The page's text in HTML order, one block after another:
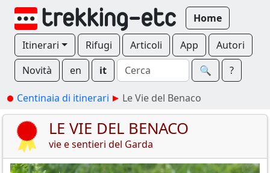
Home
Itinerari Rifugi Articoli App
Autori
Novità
en it 🔍︎ ?
Centinaia di itinerari Le Vie del Benaco
LE VIE DEL BENACO
vie e sentieri del Garda